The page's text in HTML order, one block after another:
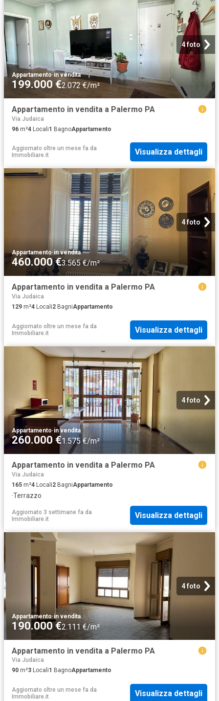
4 foto
Appartamento·in vendita
199.000 €2.072 €/m²
Appartamento in vendita a Palermo PA
Via Judaica
96 m²4 Locali1 BagnoAppartamento
Aggiornato oltre un mese fa da
Immobiliare.it
Visualizza dettagli
4 foto
Appartamento·in vendita
460.000 €3.565 €/m²
Appartamento in vendita a Palermo PA
Via Judaica
129 m²4 Locali2 BagniAppartamento
Aggiornato oltre un mese fa da
Immobiliare.it
Visualizza dettagli
4 foto
Appartamento·in vendita
260.000 €1.575 €/m²
Appartamento in vendita a Palermo PA
Via Judaica
165 m²4 Locali2 BagniAppartamento
·Terrazzo
Aggiornato 3 settimane fa da
Immobiliare.it
Visualizza dettagli
4 foto
Appartamento·in vendita
190.000 €2.111 €/m²
Appartamento in vendita a Palermo PA
Via Judaica
90 m²3 Locali1 BagnoAppartamento
Aggiornato oltre un mese fa da
Immobiliare.it
Visualizza dettagli